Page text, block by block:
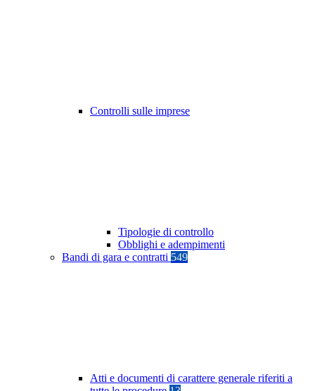
Controlli sulle imprese
Tipologie di controllo
Obblighi e adempimenti
Bandi di gara e contratti 549
Atti e documenti di carattere generale riferiti a